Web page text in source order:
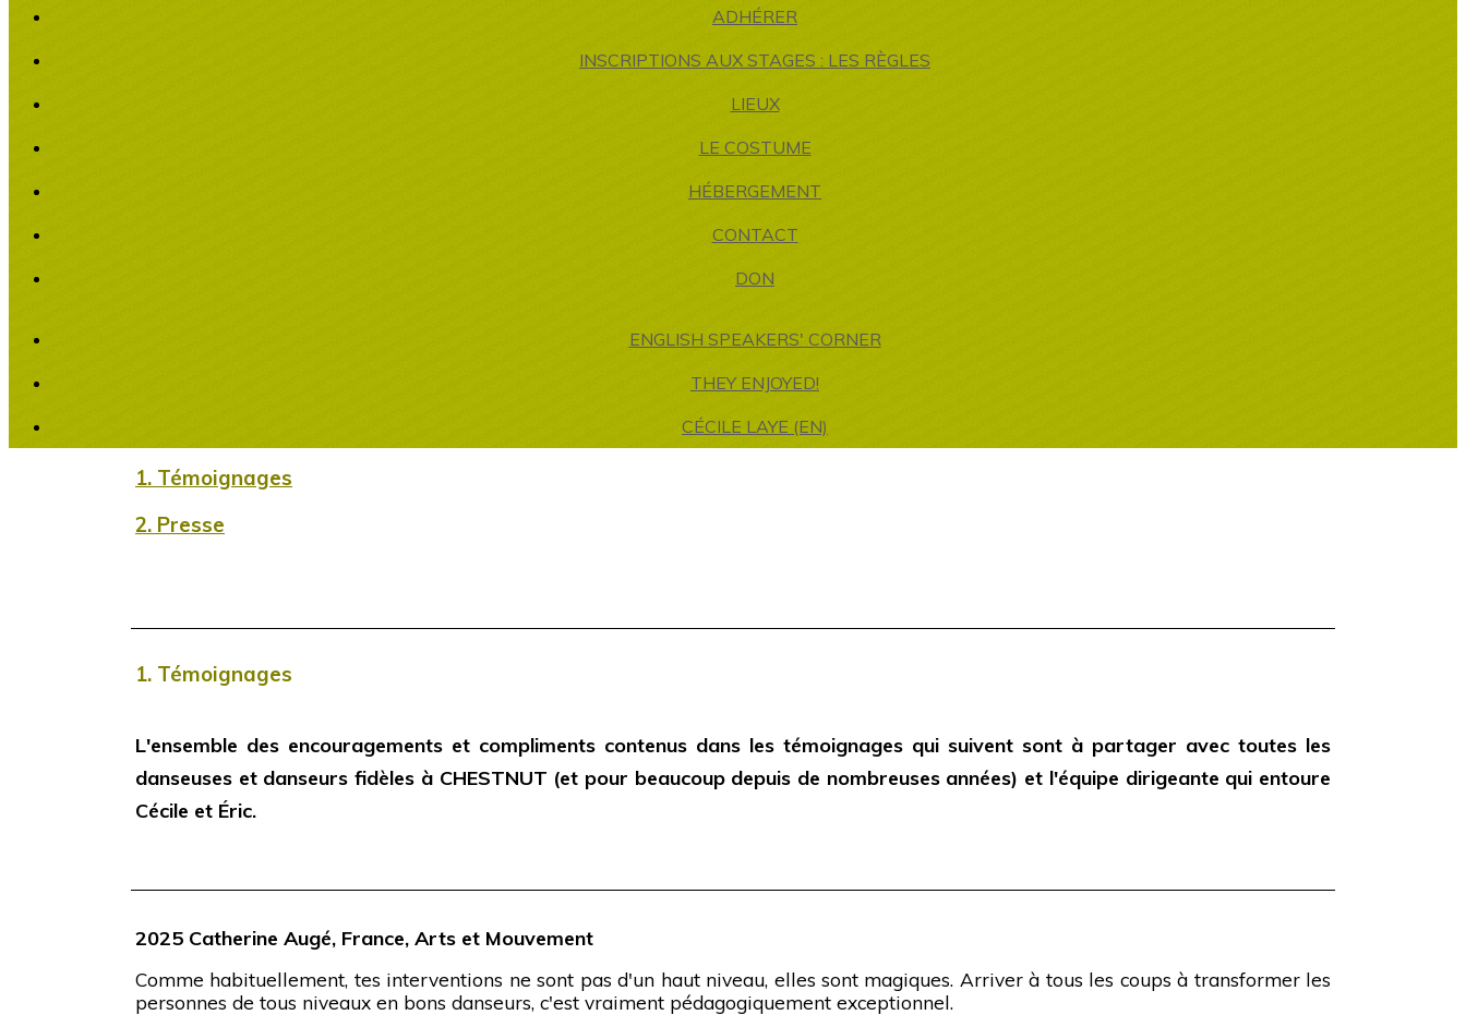
ADHÉRER
INSCRIPTIONS AUX STAGES : LES RÈGLES
LIEUX
LE COSTUME
HÉBERGEMENT
CONTACT
DON
ENGLISH SPEAKERS' CORNER
THEY ENJOYED!
CÉCILE LAYE (EN)
1. Témoignages
2. Presse
1. Témoignages
L'ensemble des encouragements et compliments contenus dans les témoignages qui suivent sont à partager avec toutes les
danseuses et danseurs fidèles à CHESTNUT (et pour beaucoup depuis de nombreuses années) et l'équipe dirigeante qui entoure
Cécile et Éric.
2025 Catherine Augé, France, Arts et Mouvement
Comme habituellement, tes interventions ne sont pas d'un haut niveau, elles sont magiques. Arriver à tous les coups à transformer les
personnes de tous niveaux en bons danseurs, c'est vraiment pédagogiquement exceptionnel.